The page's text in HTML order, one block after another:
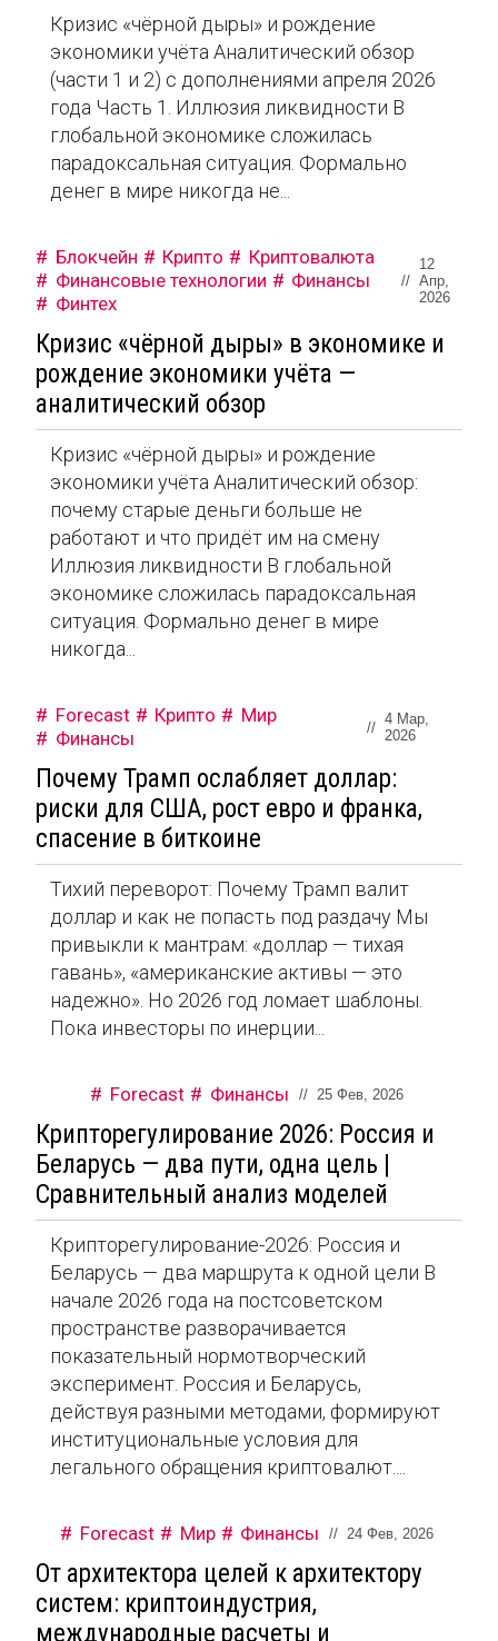
Кризис «чёрной дыры» и рождение
экономики учёта Аналитический обзор
(части 1 и 2) с дополнениями апреля 2026
года Часть 1. Иллюзия ликвидности В
глобальной экономике сложилась
парадоксальная ситуация. Формально
денег в мире никогда не...
Блокчейн Крипто
Криптовалюта
Финансовые технологии
Финансы
Финтех
//
12
Апр,
2026
Кризис «чёрной дыры» в экономике и
рождение экономики учёта —
аналитический обзор
Кризис «чёрной дыры» и рождение
экономики учёта Аналитический обзор:
почему старые деньги больше не
работают и что придёт им на смену
Иллюзия ликвидности В глобальной
экономике сложилась парадоксальная
ситуация. Формально денег в мире
никогда...
Forecast Крипто
Мир
Финансы
// 4 Мар,
2026
Почему Трамп ослабляет доллар:
риски для США, рост евро и франка,
спасение в биткоине
Тихий переворот: Почему Трамп валит
доллар и как не попасть под раздачу Мы
привыкли к мантрам: «доллар — тихая
гавань», «американские активы — это
надежно». Но 2026 год ломает шаблоны.
Пока инвесторы по инерции...
Forecast Финансы // 25 Фев, 2026
Крипторегулирование 2026: Россия и
Беларусь — два пути, одна цель |
Сравнительный анализ моделей
Крипторегулирование-2026: Россия и
Беларусь — два маршрута к одной цели В
начале 2026 года на постсоветском
пространстве разворачивается
показательный нормотворческий
эксперимент. Россия и Беларусь,
действуя разными методами, формируют
институциональные условия для
легального обращения криптовалют....
Forecast Мир Финансы // 24 Фев, 2026
От архитектора целей к архитектору
систем: криптоиндустрия,
международные расчеты и